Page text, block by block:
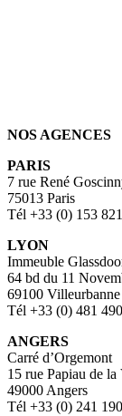
NOS AGENCES
PARIS
7 rue René
75013 Paris
Tél +33 (0) 153
LYON
Immeuble
64 bd du 11
69100 Villeurbanne
Tél +33 (0) 481
ANGERS
Carré d’Orgemont
15 rue Papiau de la
49000 Angers
Tél +33 (0) 241